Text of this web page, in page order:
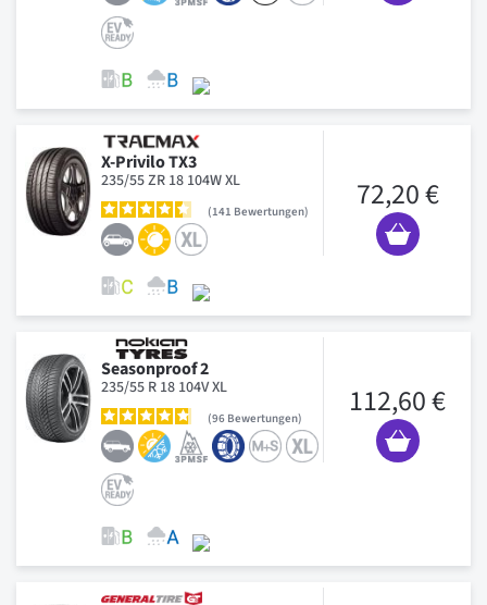
X-Privilo TX3
235/55 ZR 18 104W XL
141 Bewertungen 72,20 €
Seasonproof 2
235/55 R 18 104V XL
96 Bewertungen 112,60 €